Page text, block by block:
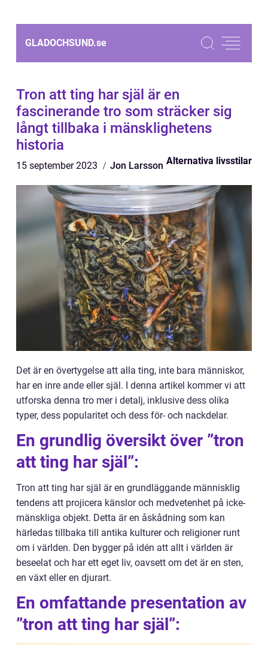
GLADOCHSUND.se
Tron att ting har själ är en
fascinerande tro som sträcker sig
långt tillbaka i mänsklighetens
historia
15 september 2023 Jon Larsson Alternativa livsstilar
Det är en övertygelse att alla ting, inte bara människor,
har en inre ande eller själ. I denna artikel kommer vi att
utforska denna tro mer i detalj, inklusive dess olika
typer, dess popularitet och dess för- och nackdelar.
En grundlig översikt över ”tron
att ting har själ”:
Tron att ting har själ är en grundläggande människlig
tendens att projicera känslor och medvetenhet på icke-
mänskliga objekt. Detta är en åskådning som kan
härledas tillbaka till antika kulturer och religioner runt
om i världen. Den bygger på idén att allt i världen är
beseelat och har ett eget liv, oavsett om det är en sten,
en växt eller en djurart.
En omfattande presentation av
”tron att ting har själ”: